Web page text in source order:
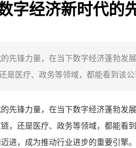
字经济新时代的
先锋力量，在当下数字经济蓬勃
是医疗、政务等领域，都能看到该
先锋力量，在当下数字经济蓬勃
，还是医疗、政务等领域，都能
进，成为推动行业进步的重要引擎。